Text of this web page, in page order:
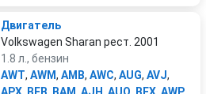
Двигатель
Volkswagen Sharan рест. 2001
1.8 л., бензин
AWT, AWM, AMB, AWC, AUG, AVJ,